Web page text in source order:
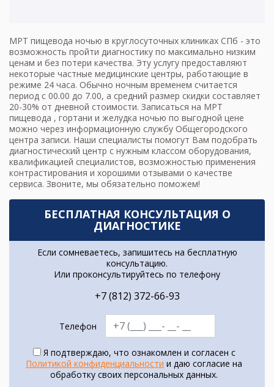
МРТ пищевода ночью в круглосуточных клиниках СПб - это
возможность пройти диагностику по максимально низким
ценам и без потери качества. Эту услугу предоставляют
некоторые частные медицинские центры, работающие в
режиме 24 часа. Обычно ночным временем считается
период с 00.00 до 7.00, а средний размер скидки составляет
20-30% от дневной стоимости. Записаться на МРТ
пищевода , гортани и желудка ночью по выгодной цене
можно через информационную службу Общегородского
центра записи. Наши специалисты помогут Вам подобрать
диагностический центр с нужным классом оборудования,
квалификацией специалистов, возможностью применения
контрастирования и хорошими отзывами о качестве
сервиса. Звоните, мы обязательно поможем!
БЕСПЛАТНАЯ КОНСУЛЬТАЦИЯ О
ДИАГНОСТИКЕ
Если сомневаетесь, запишитесь на бесплатную
консультацию.
Или проконсультируйтесь по телефону
+7 (812) 372-66-93
Телефон
Я подтверждаю, что ознакомлен и согласен с
Политикой конфиденциальности и даю согласие на
обработку своих персональных данных.